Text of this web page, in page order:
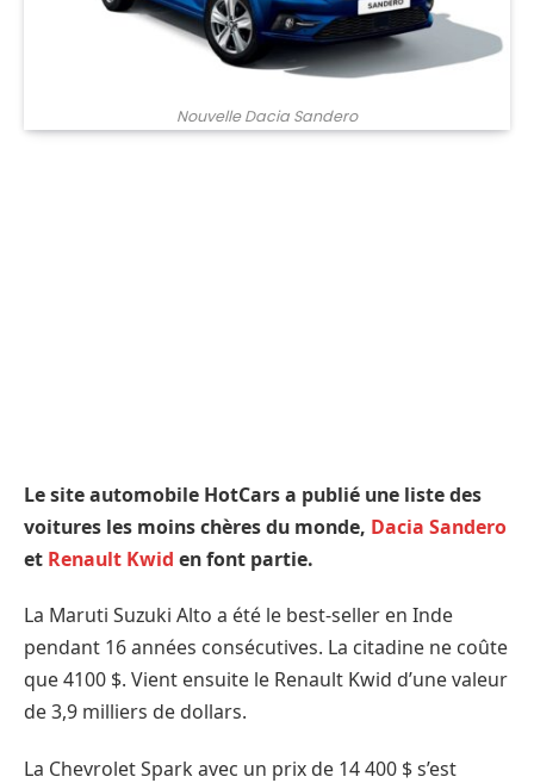
Nouvelle Dacia Sandero
Le site automobile HotCars a publié une liste des
voitures les moins chères du monde, Dacia Sandero
et Renault Kwid en font partie.
La Maruti Suzuki Alto a été le best-seller en Inde
pendant 16 années consécutives. La citadine ne coûte
que 4100 $. Vient ensuite le Renault Kwid d’une valeur
de 3,9 milliers de dollars.
La Chevrolet Spark avec un prix de 14 400 $ s’est